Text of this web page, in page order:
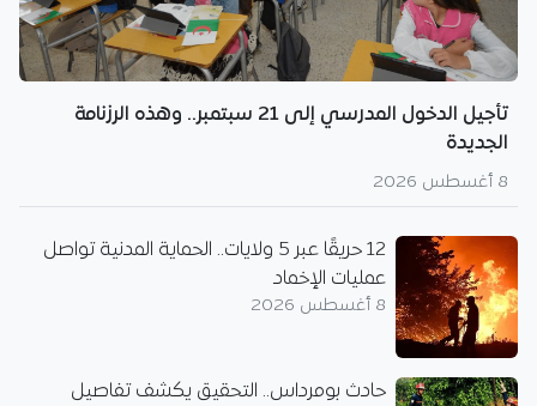
تأجيل الدخول المدرسي إلى 21 سبتمبر.. وهذه الرزنامة
الجديدة
8 أغسطس 2026
12 حريقًا عبر 5 ولايات.. الحماية المدنية تواصل
عمليات الإخماد
8 أغسطس 2026
حادث بومرداس.. التحقيق يكشف تفاصيل